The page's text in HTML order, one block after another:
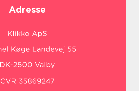
Adresse